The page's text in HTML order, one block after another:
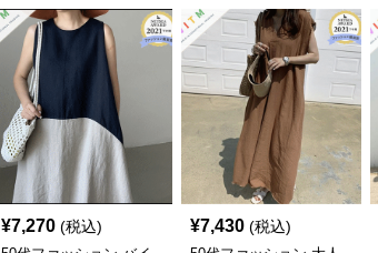
¥7,270 (税込) ¥7,430 (税込)